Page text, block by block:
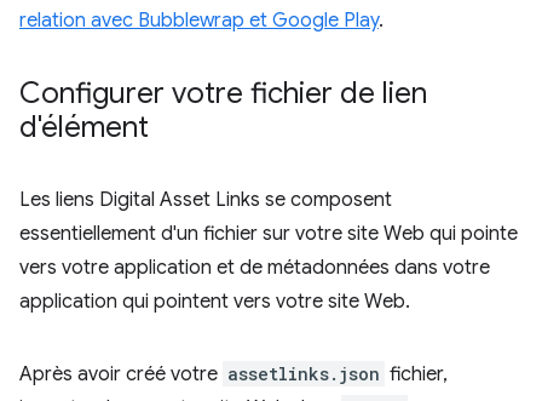
relation avec Bubblewrap et Google Play.
Configurer votre fichier de lien
d'élément
Les liens Digital Asset Links se composent
essentiellement d'un fichier sur votre site Web qui pointe
vers votre application et de métadonnées dans votre
application qui pointent vers votre site Web.
Après avoir créé votre assetlinks.json fichier,